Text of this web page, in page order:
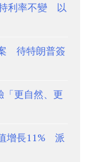
利率不變 以
待特朗普簽
「更自然、更
增長11% 派